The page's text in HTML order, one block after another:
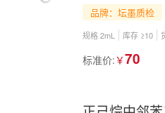
品牌：坛墨质检
规格 2mL 库存 ≥10
标准价: ￥70